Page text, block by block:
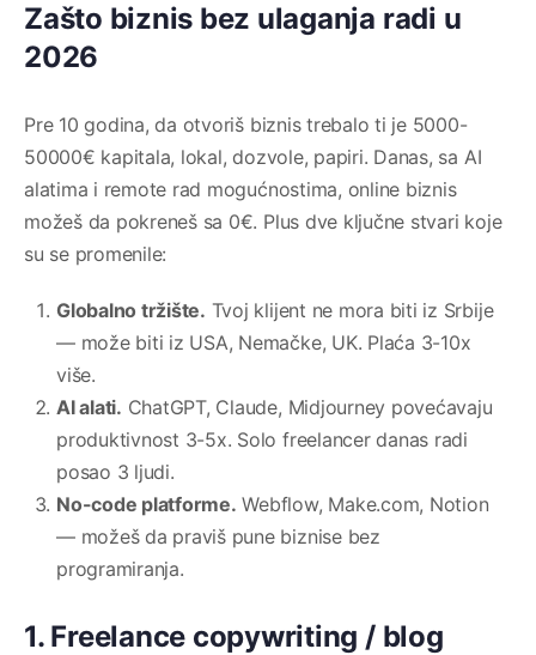
Zašto biznis bez ulaganja radi u
2026
Pre 10 godina, da otvoriš biznis trebalo ti je 5000-
50000€ kapitala, lokal, dozvole, papiri. Danas, sa AI
alatima i remote rad mogućnostima, online biznis
možeš da pokreneš sa 0€. Plus dve ključne stvari koje
su se promenile:
Globalno tržište. Tvoj klijent ne mora biti iz Srbije
— može biti iz USA, Nemačke, UK. Plaća 3-10x
više.
AI alati. ChatGPT, Claude, Midjourney povećavaju
produktivnost 3-5x. Solo freelancer danas radi
posao 3 ljudi.
No-code platforme. Webflow, Make.com, Notion
— možeš da praviš pune biznise bez
programiranja.
1. Freelance copywriting / blog